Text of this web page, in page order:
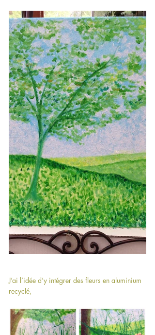
J’ai l’idée d’y intégrer des fleurs en aluminium
recyclé,